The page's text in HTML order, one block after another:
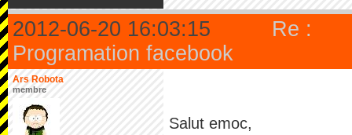
2012-06-20 16:03:15
Re :
Programation facebook
Ars Robota
membre
Salut emoc,